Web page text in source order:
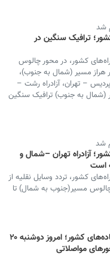
ترافیک سنگین در
کشور، در محور چالوس
مسیر (شمال به جنوب)،
– تهران، آزادراه رشت –
(شمال به جنوب) ترافیک سنگین
آزادراه تهران –شمال و
است
کشور، تردد وسایل نقلیه از
چالوس مسیر(جنوب به شمال) تا
آخرین وضعیت جاده‌های کشور؛ امروز دوشنبه ۲۰
مواصلاتی